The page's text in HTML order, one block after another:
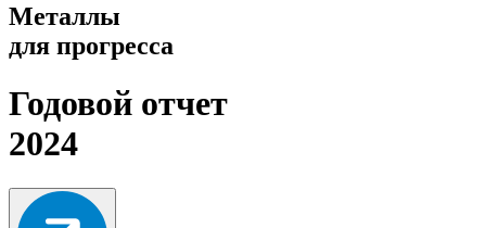
Металлы
для прогресса
Годовой отчет
2024